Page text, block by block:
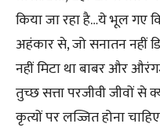
किया जा रहा है…ये भूल गए
अहंकार से, जो सनातन नहीं
नहीं मिटा था बाबर और
तुच्छ सत्ता परजीवी जीवों से
कृत्यों पर लज्जित होना